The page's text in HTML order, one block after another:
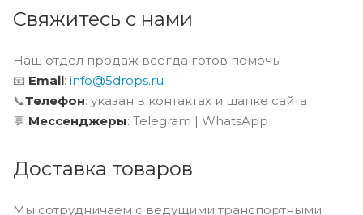
Свяжитесь с нами
Наш отдел продаж всегда готов помочь!
📧 Email: info@5drops.ru
📞Телефон: указан в контактах и шапке сайта
💬 Мессенджеры: Telegram | WhatsApp
Доставка товаров
Мы сотрудничаем с ведущими транспортными